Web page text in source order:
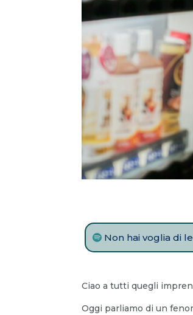
Non hai voglia di
Ciao a tutti quegli
Oggi parliamo di un